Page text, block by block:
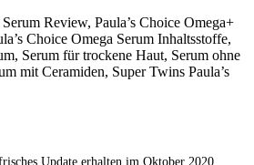
Update erhalten im Oktober 2020